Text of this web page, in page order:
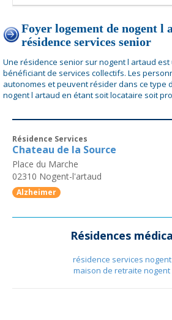
Foyer logement de nogent l
résidence services senior
Une résidence senior sur nogent l artaud
bénéficiant de services collectifs. Les
autonomes et peuvent résider dans ce type
nogent l artaud en étant soit locataire soit
Résidence Services
Chateau de la Source
Place du Marche
02310 Nogent-l'artaud
Alzheimer
Résidences
résidence services
maison de retraite nogent